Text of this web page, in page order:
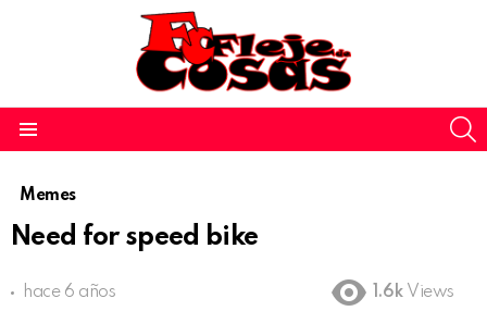
Memes
Need for speed bike
hace 6 años 1.6k Views